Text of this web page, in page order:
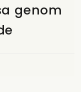
genom